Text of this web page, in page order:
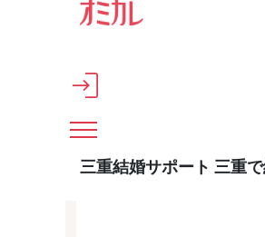
メインコンテンツへスキップ
三重結婚サポート 三重